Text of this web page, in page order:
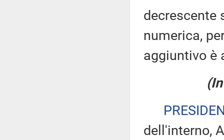
decrescente
numerica,
aggiuntivo è
dell'interno,